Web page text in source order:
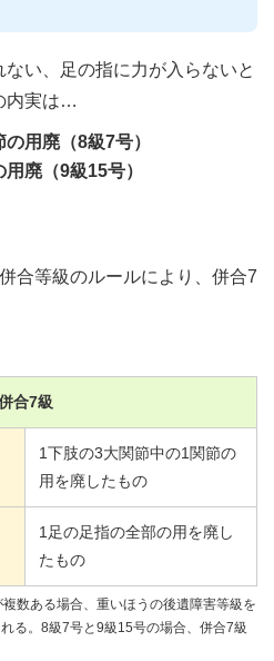
い、足の指に力が入らないと
内実は…
の用廃（8級7号）
用廃（9級15号）
合等級のルールにより、併合7
合7級
1下肢の3大関節中の1 関節の
用を廃したもの
1 足の足指の全部の用を廃し
たもの
数ある場合、重いほうの後遺障害等級を
る。8級7号と9級15号の場合、併合7級